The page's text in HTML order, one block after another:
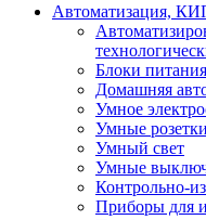
Автоматизация,
Блоки
Домашняя
Умное
Умные
Умный свет
Умные
Контрольно-
Приборы для